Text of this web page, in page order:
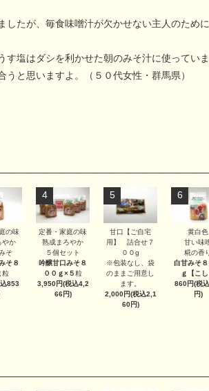
たが、毎食味噌汁が欠かせない主人のため
塩はダシを利かせた朝のみそ汁に使ってい
と思いますよ。（５０代女性・群馬県）
の味
やか
そ
そ８
粒
853
4
定番・家庭の味
熟成まろやか
５個セット
吟醸甘口みそ８
００ｇ×５粒
3,950円(税込4,2
66円)
5
甘口【ご自宅
用】 詰合せ７
００g
※包装なし、袋
のままご用意し
ます。
2,000円(税込2,1
60円)
6
黄白色
甘い味
糀の香
白甘みそ８
ｇ
【こし
860円(税
円)